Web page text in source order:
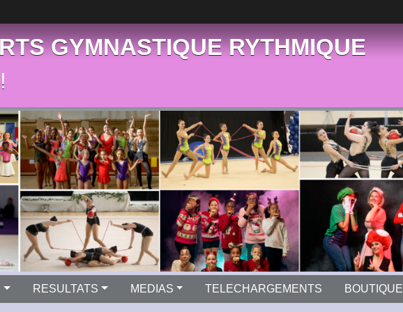
GYMNASTIQUE RYTHMIQUE
RESULTATS MEDIAS TELECHARGEMENTS BOUTIQUE